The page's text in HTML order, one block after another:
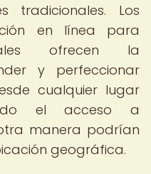
tradicionales. Los
en línea para
ofrecen la
y perfeccionar
cualquier lugar
el acceso a
manera podrían
geográfica.